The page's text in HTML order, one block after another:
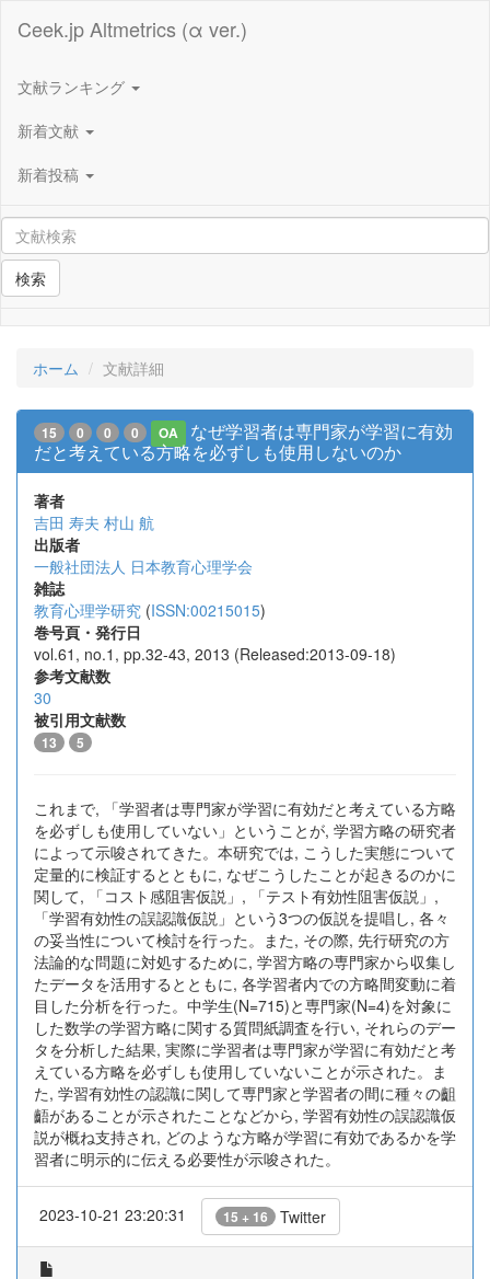
Ceek.jp Altmetrics (α ver.)
文献ランキング
新着文献
新着投稿
検索
ホーム 文献詳細
15 0 0 0 OA
なぜ学習者は専門家が学習に有効
だと考えている方略を必ずしも使用しないのか
著者
吉田 寿夫 村山 航
出版者
一般社団法人 日本教育心理学会
雑誌
教育心理学研究 (ISSN:00215015)
巻号頁・発行日
vol.61, no.1, pp.32-43, 2013 (Released:2013-09-18)
参考文献数
30
被引用文献数
13 5
これまで, 「学習者は専門家が学習に有効だと考えている方略
を必ずしも使用していない」ということが, 学習方略の研究者
によって示唆されてきた。本研究では, こうした実態について
定量的に検証するとともに, なぜこうしたことが起きるのかに
関して, 「コスト感阻害仮説」, 「テスト有効性阻害仮説」,
「学習有効性の誤認識仮説」という3つの仮説を提唱し, 各々
の妥当性について検討を行った。また, その際, 先行研究の方
法論的な問題に対処するために, 学習方略の専門家から収集し
たデータを活用するとともに, 各学習者内での方略間変動に着
目した分析を行った。中学生(N=715)と専門家(N=4)を対象に
した数学の学習方略に関する質問紙調査を行い, それらのデー
タを分析した結果, 実際に学習者は専門家が学習に有効だと考
えている方略を必ずしも使用していないことが示された。ま
た, 学習有効性の認識に関して専門家と学習者の間に種々の齟
齬があることが示されたことなどから, 学習有効性の誤認識仮
説が概ね支持され, どのような方略が学習に有効であるかを学
習者に明示的に伝える必要性が示唆された。
2023-10-21 23:20:31 15 + 16 Twitter